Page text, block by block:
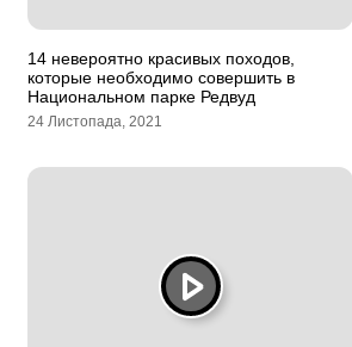
14 невероятно красивых походов,
которые необходимо совершить в
Национальном парке Редвуд
24 Листопада, 2021